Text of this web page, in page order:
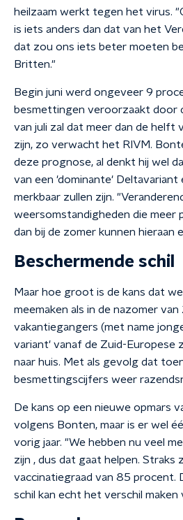
heilzaam werkt tegen het virus.
is iets anders dan dat van het
dat zou ons iets beter moeten
Britten."
Begin juni werd ongeveer 9
besmettingen veroorzaakt door
van juli zal dat meer dan de helft
zijn, zo verwacht het RIVM.
deze prognose, al denkt hij wel
van een 'dominante' Deltavariant
merkbaar zullen zijn.
weersomstandigheden die meer
dan bij de zomer kunnen hieraan
Beschermende schil
Maar hoe groot is de kans dat
meemaken als in de nazomer
vakantiegangers (met name
variant' vanaf de Zuid-Europese
naar huis. Met als gevolg dat
besmettingscijfers weer
De kans op een nieuwe opmars
volgens Bonten, maar is er wel
vorig jaar. "We hebben nu veel
zijn , dus dat gaat helpen. Straks
vaccinatiegraad van 85 procent.
schil kan echt het verschil maken